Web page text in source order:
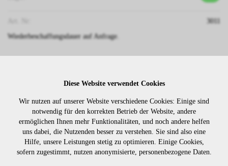
3011
Wiederbeschaffungsdauer auf Anfrage.
Login sichtbar. Bitte loggen Sie
sich ein oder registrieren Sie sich.
BESCHREIBUNG
Diese Website verwendet Cookies
Wir nutzen auf unserer Website verschiedene Cookies: Einige sind
notwendig für den korrekten Betrieb der Website, andere
ermöglichen Ihnen mehr Funktionalitäten, und noch andere helfen
uns dabei, die Nutzenden besser zu verstehen. Sie sind also eine
Hilfe, unsere Leistungen stetig zu optimieren. Einige Cookies,
sofern zugestimmt, nutzen anonymisierte, personenbezogene Daten.